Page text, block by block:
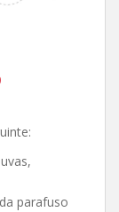
parafuso